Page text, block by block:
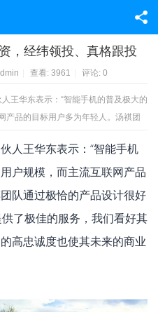
，经纬领投、真格跟投
查看: 3961 评论: 0
王华东表示：“智能手机的普及极大的
产品的目标用户多为年轻人。汤祺团
人王华东表示：“智能手机
户规模，而主流互联网产品
队通过极恰的产品设计很好
了极佳的服务，我们看好其
高忠诚度也使其未来的商业